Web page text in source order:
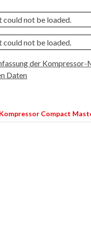
could not be loaded.
could not be loaded.
der Kompressor-
Daten
Compact